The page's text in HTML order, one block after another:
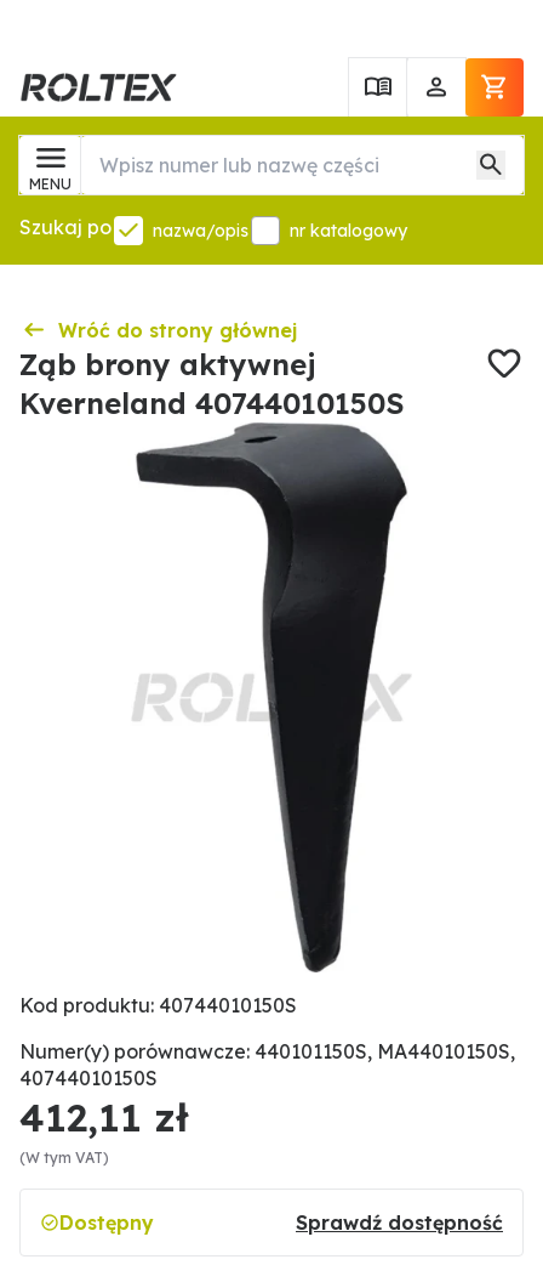
MENU
Szukaj po nazwa/opis nr katalogowy
Wróć do strony głównej
Ząb brony aktywnej
Kverneland 40744010150S
Kod produktu: 40744010150S
Numer(y) porównawcze: 440101150S, MA44010150S,
40744010150S
412,11 zł
(W tym VAT)
Dostępny Sprawdź dostępność